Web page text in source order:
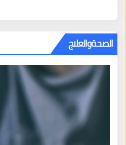
الصحةوالعلاج